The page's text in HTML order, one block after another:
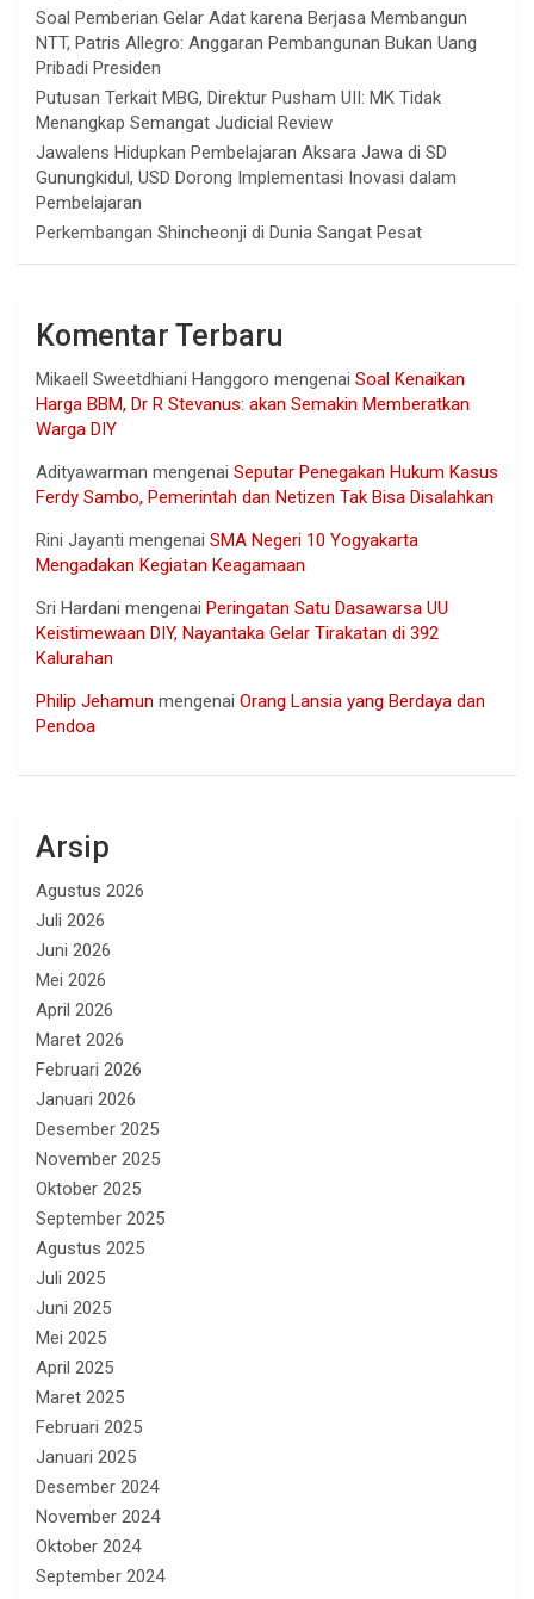
Soal Pemberian Gelar Adat karena Berjasa Membangun
NTT, Patris Allegro: Anggaran Pembangunan Bukan Uang
Pribadi Presiden
Putusan Terkait MBG, Direktur Pusham UII: MK Tidak
Menangkap Semangat Judicial Review
Jawalens Hidupkan Pembelajaran Aksara Jawa di SD
Gunungkidul, USD Dorong Implementasi Inovasi dalam
Pembelajaran
Perkembangan Shincheonji di Dunia Sangat Pesat
Komentar Terbaru
Mikaell Sweetdhiani Hanggoro mengenai Soal Kenaikan
Harga BBM, Dr R Stevanus: akan Semakin Memberatkan
Warga DIY
Adityawarman mengenai Seputar Penegakan Hukum Kasus
Ferdy Sambo, Pemerintah dan Netizen Tak Bisa Disalahkan
Rini Jayanti mengenai SMA Negeri 10 Yogyakarta
Mengadakan Kegiatan Keagamaan
Sri Hardani mengenai Peringatan Satu Dasawarsa UU
Keistimewaan DIY, Nayantaka Gelar Tirakatan di 392
Kalurahan
Philip Jehamun mengenai Orang Lansia yang Berdaya dan
Pendoa
Arsip
Agustus 2026
Juli 2026
Juni 2026
Mei 2026
April 2026
Maret 2026
Februari 2026
Januari 2026
Desember 2025
November 2025
Oktober 2025
September 2025
Agustus 2025
Juli 2025
Juni 2025
Mei 2025
April 2025
Maret 2025
Februari 2025
Januari 2025
Desember 2024
November 2024
Oktober 2024
September 2024